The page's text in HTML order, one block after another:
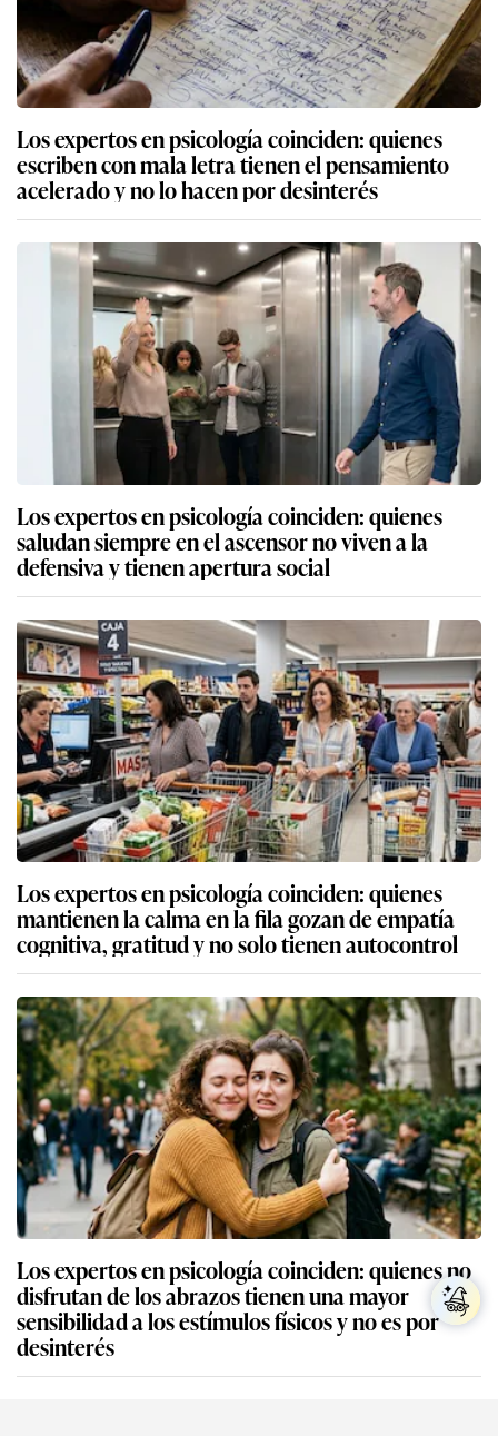
Los expertos en psicología coinciden: quienes
escriben con mala letra tienen el pensamiento
acelerado y no lo hacen por desinterés
Los expertos en psicología coinciden: quienes
saludan siempre en el ascensor no viven a la
defensiva y tienen apertura social
Los expertos en psicología coinciden: quienes
mantienen la calma en la fila gozan de empatía
cognitiva, gratitud y no solo tienen autocontrol
Los expertos en psicología coinciden: quienes no
disfrutan de los abrazos tienen una mayor
sensibilidad a los estímulos físicos y no es por
desinterés